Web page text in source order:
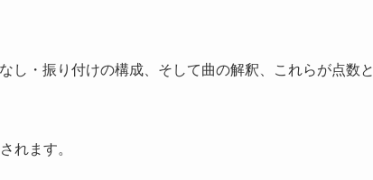
し・振り付けの構成、そして曲の解釈、これらが点数と
れます。